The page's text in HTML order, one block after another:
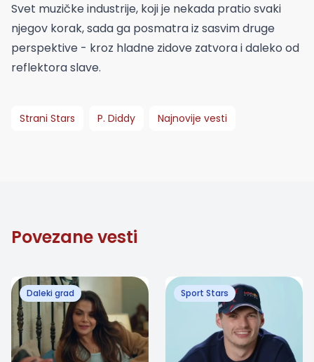
Svet muzičke industrije, koji je nekada pratio svaki
njegov korak, sada ga posmatra iz sasvim druge
perspektive - kroz hladne zidove zatvora i daleko od
reflektora slave.
Strani Stars P. Diddy Najnovije vesti
Povezane vesti
Daleki grad Sport Stars